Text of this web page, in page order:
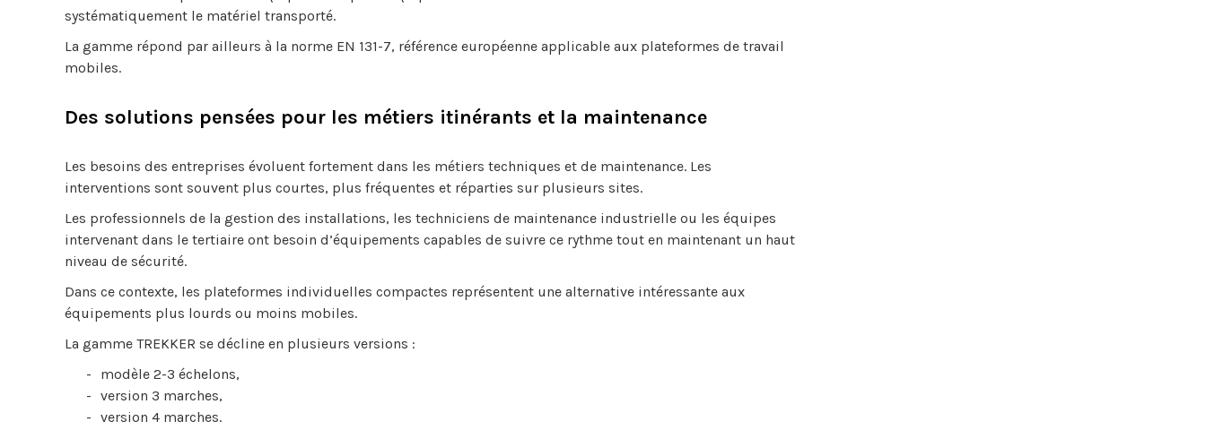
systématiquement le matériel transporté.
La gamme répond par ailleurs à la norme EN 131-7, référence européenne applicable aux plateformes de travail
mobiles.
Des solutions pensées pour les métiers itinérants et la maintenance
Les besoins des entreprises évoluent fortement dans les métiers techniques et de maintenance. Les
interventions sont souvent plus courtes, plus fréquentes et réparties sur plusieurs sites.
Les professionnels de la gestion des installations, les techniciens de maintenance industrielle ou les équipes
intervenant dans le tertiaire ont besoin d’équipements capables de suivre ce rythme tout en maintenant un haut
niveau de sécurité.
Dans ce contexte, les plateformes individuelles compactes représentent une alternative intéressante aux
équipements plus lourds ou moins mobiles.
La gamme TREKKER se décline en plusieurs versions :
modèle 2-3 échelons,
version 3 marches,
version 4 marches.